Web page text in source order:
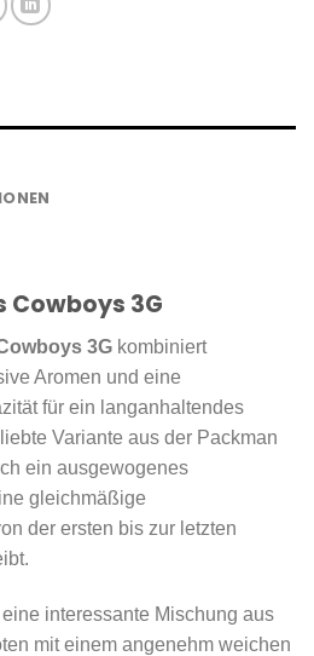
Cowboys 3G
3G kombiniert
Aromen und eine
für ein langanhaltendes
Variante aus der Packman
ein ausgewogenes
gleichmäßige
der ersten bis zur letzten
interessante Mischung aus
mit einem angenehm weichen